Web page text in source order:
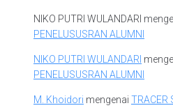
NIKO PUTRI WULANDARI
PENELUSUSRAN ALUMNI
NIKO PUTRI WULANDARI
PENELUSUSRAN ALUMNI
M. Khoidori mengenai TRACER